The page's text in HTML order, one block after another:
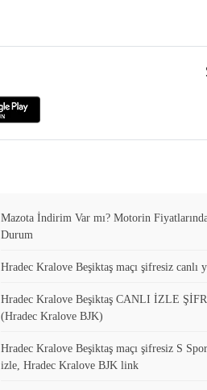
Mazota İndirim Var mı? Motorin
Durum
Hradec Kralove Beşiktaş maçı şifresiz canlı
Hradec Kralove Beşiktaş CANLI İZLE
(Hradec Kralove BJK)
Hradec Kralove Beşiktaş maçı şifresiz S
izle, Hradec Kralove BJK link